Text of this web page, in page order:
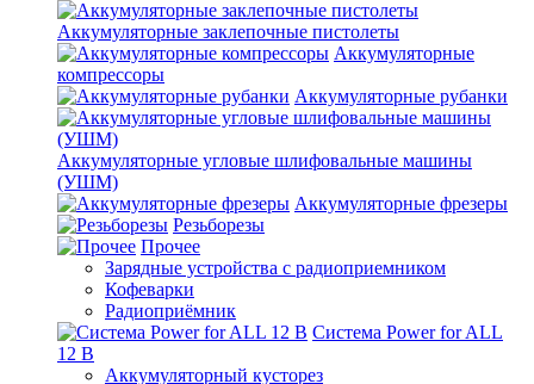
Аккумуляторные заклепочные пистолеты
Аккумуляторные
компрессоры
Аккумуляторные рубанки
Аккумуляторные угловые шлифовальные машины
(УШМ)
Аккумуляторные фрезеры
Резьборезы
Прочее
Зарядные устройства с радиоприемником
Кофеварки
Радиоприёмник
Система Power for ALL
12 В
Аккумуляторный кусторез